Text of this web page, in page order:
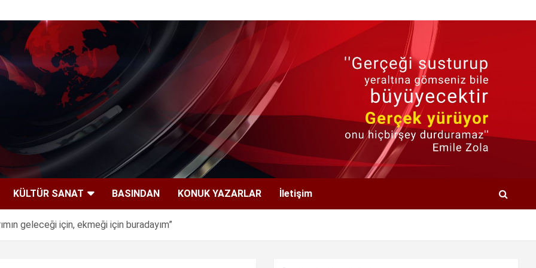
KÜLTÜR SANAT BASINDAN KONUK YAZARLAR İletişim
geleceği için, ekmeği için buradayım”